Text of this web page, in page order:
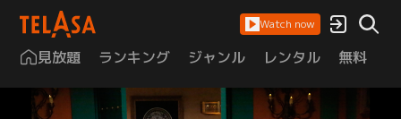
Watch now
見放題 ランキング ジャンル レンタル 無料